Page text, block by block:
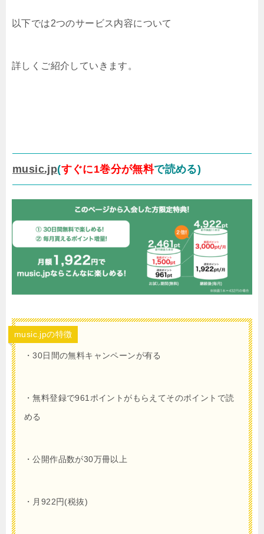
以下では2つのサービス内容について
詳しくご紹介していきます。
music.jp(すぐに1巻分が無料で読める)
music.jpの特徴
・30日間の無料キャンペーンが有る
・無料登録で961ポイントがもらえてそのポイントで読
める
・公開作品数が30万冊以上
・月922円(税抜)